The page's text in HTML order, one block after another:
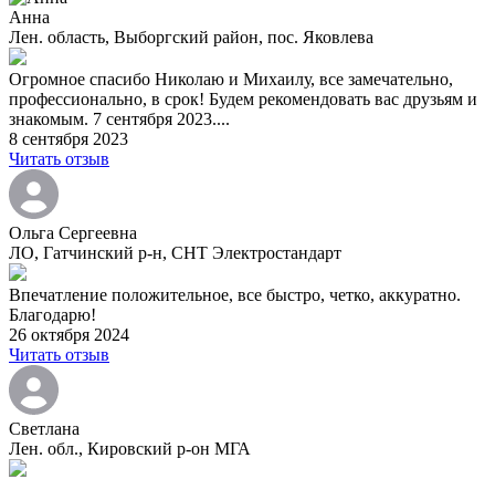
Анна
Лен. область, Выборгский район, пос. Яковлева
Огромное спасибо Николаю и Михаилу, все замечательно,
профессионально, в срок! Будем рекомендовать вас друзьям и
знакомым. 7 сентября 2023....
8 сентября 2023
Читать отзыв
Ольга Сергеевна
ЛО, Гатчинский р-н, СНТ Электростандарт
Впечатление положительное, все быстро, четко, аккуратно.
Благодарю!
26 октября 2024
Читать отзыв
Светлана
Лен. обл., Кировский р-он МГА